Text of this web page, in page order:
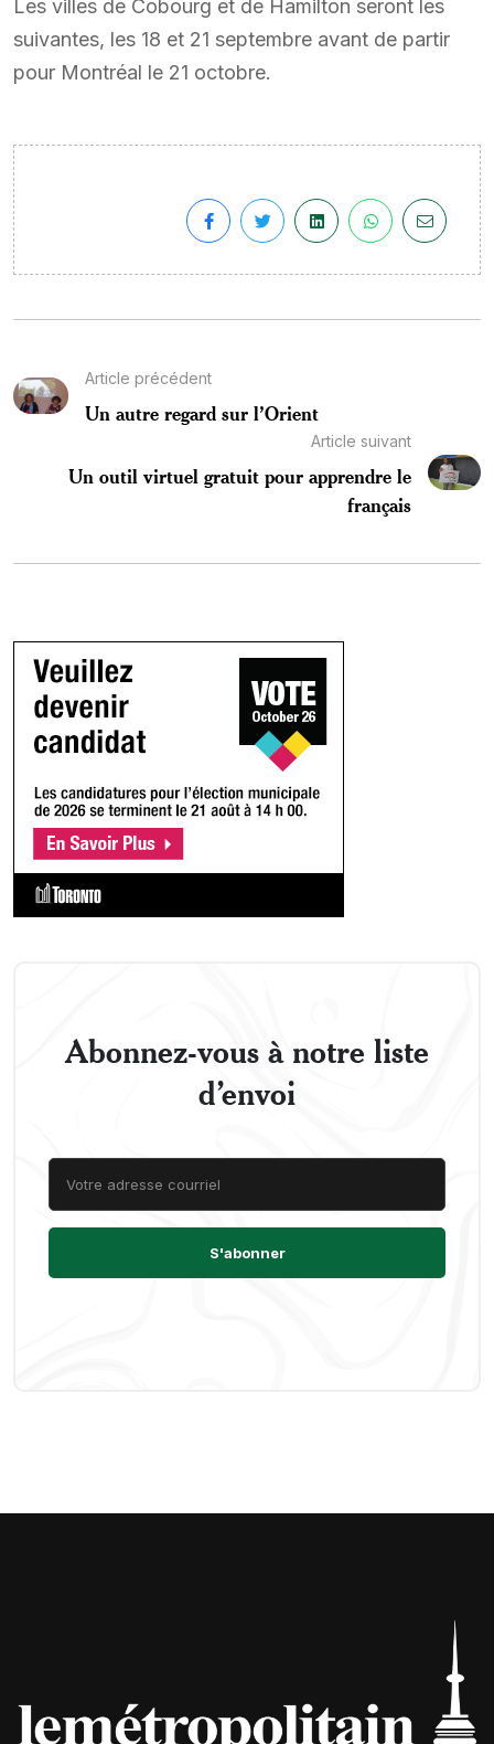
Les villes de Cobourg et de Hamilton seront les
suivantes, les 18 et 21 septembre avant de partir
pour Montréal le 21 octobre.
Article précédent
Un autre regard sur l’Orient
Article suivant
Un outil virtuel gratuit pour apprendre le
français
Abonnez-vous à notre liste
d’envoi